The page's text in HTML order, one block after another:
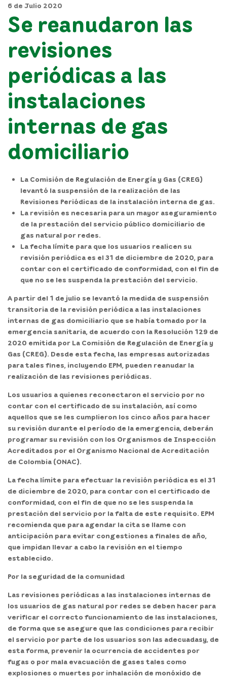
6 de Julio 2020
Se reanudaron las
revisiones
periódicas a las
instalaciones
internas de gas
domiciliario
La Comisión de Regulación de Energía y Gas (CREG)
levantó la suspensión de la realización de las
Revisiones Periódicas de la instalación interna de gas.
La revisión es necesaria para un mayor aseguramiento
de la prestación del servicio público domiciliario de
gas natural por redes.
La fecha límite para que los usuarios realicen su
revisión periódica es el 31 de diciembre de 2020, para
contar con el certificado de conformidad, con el fin de
que no se les suspenda la prestación del servicio.
A partir del 1 de julio se levantó la medida de suspensión
transitoria de la revisión periódica a las instalaciones
internas de gas domiciliario que se había tomado por la
emergencia sanitaria, de acuerdo con la Resolución 129 de
2020 emitida por La Comisión de Regulación de Energía y
Gas (CREG). Desde esta fecha, las empresas autorizadas
para tales fines, incluyendo EPM, pueden reanudar la
realización de las revisiones periódicas.
Los usuarios a quienes reconectaron el servicio por no
contar con el certificado de su instalación, así como
aquellos que se les cumplieron los cinco años para hacer
su revisión durante el período de la emergencia, deberán
programar su revisión con los Organismos de Inspección
Acreditados por el Organismo Nacional de Acreditación
de Colombia (ONAC).
La fecha límite para efectuar la revisión periódica es el 31
de diciembre de 2020, para contar con el certificado de
conformidad, con el fin de que no se les suspenda la
prestación del servicio por la falta de este requisito. EPM
recomienda que para agendar la cita se llame con
anticipación para evitar congestiones a finales de año,
que impidan llevar a cabo la revisión en el tiempo
establecido.
Por la seguridad de la comunidad
Las revisiones periódicas a las instalaciones internas de
los usuarios de gas natural por redes se deben hacer para
verificar el correcto funcionamiento de las instalaciones,
de forma que se asegure que las condiciones para recibir
el servicio por parte de los usuarios son las adecuadasy, de
esta forma, prevenir la ocurrencia de accidentes por
fugas o por mala evacuación de gases tales como
explosiones o muertes por inhalación de monóxido de